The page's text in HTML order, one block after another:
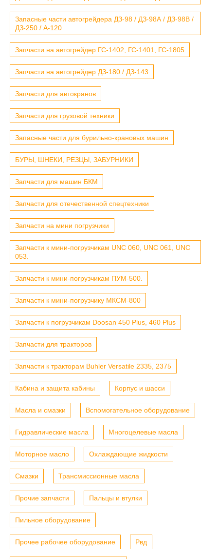
Запасные части автогрейдера ДЗ-98 / ДЗ-98А / ДЗ-98В /
ДЗ-250 / А-120
Запчасти на автогрейдер ГС-1402, ГС-1401, ГС-1805
Запчасти на автогрейдер ДЗ-180 / ДЗ-143
Запчасти для автокранов
Запчасти для грузовой техники
Запасные части для бурильно-крановых машин
БУРЫ, ШНЕКИ, РЕЗЦЫ, ЗАБУРНИКИ
Запчасти для машин БКМ
Запчасти для отечественной спецтехники
Запчасти на мини погрузчики
Запчасти к мини-погрузчикам UNC 060, UNC 061, UNC
053.
Запчасти к мини-погрузчикам ПУМ-500.
Запчасти к мини-погрузчику МКСМ-800
Запчасти к погрузчикам Doosan 450 Plus, 460 Plus
Запчасти для тракторов
Запчасти к тракторам Buhler Versatile 2335, 2375
Кабина и защита кабины Корпус и шасси
Масла и смазки Вспомогательное оборудование
Гидравлические масла Многоцелевые масла
Моторное масло Охлаждающие жидкости
Смазки Трансмиссионные масла
Прочие запчасти Пальцы и втулки
Пильное оборудование
Прочее рабочее оборудование Рвд